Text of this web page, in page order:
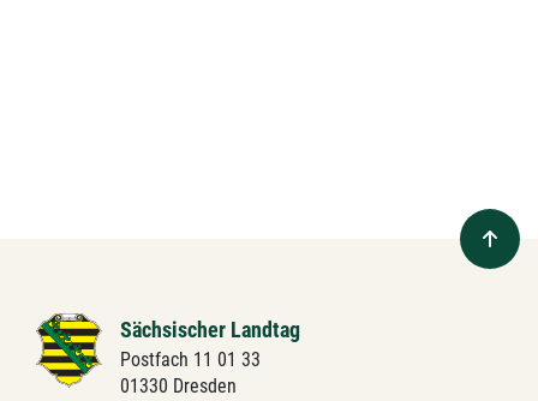
Sächsischer Landtag
Postfach 11 01 33
01330 Dresden